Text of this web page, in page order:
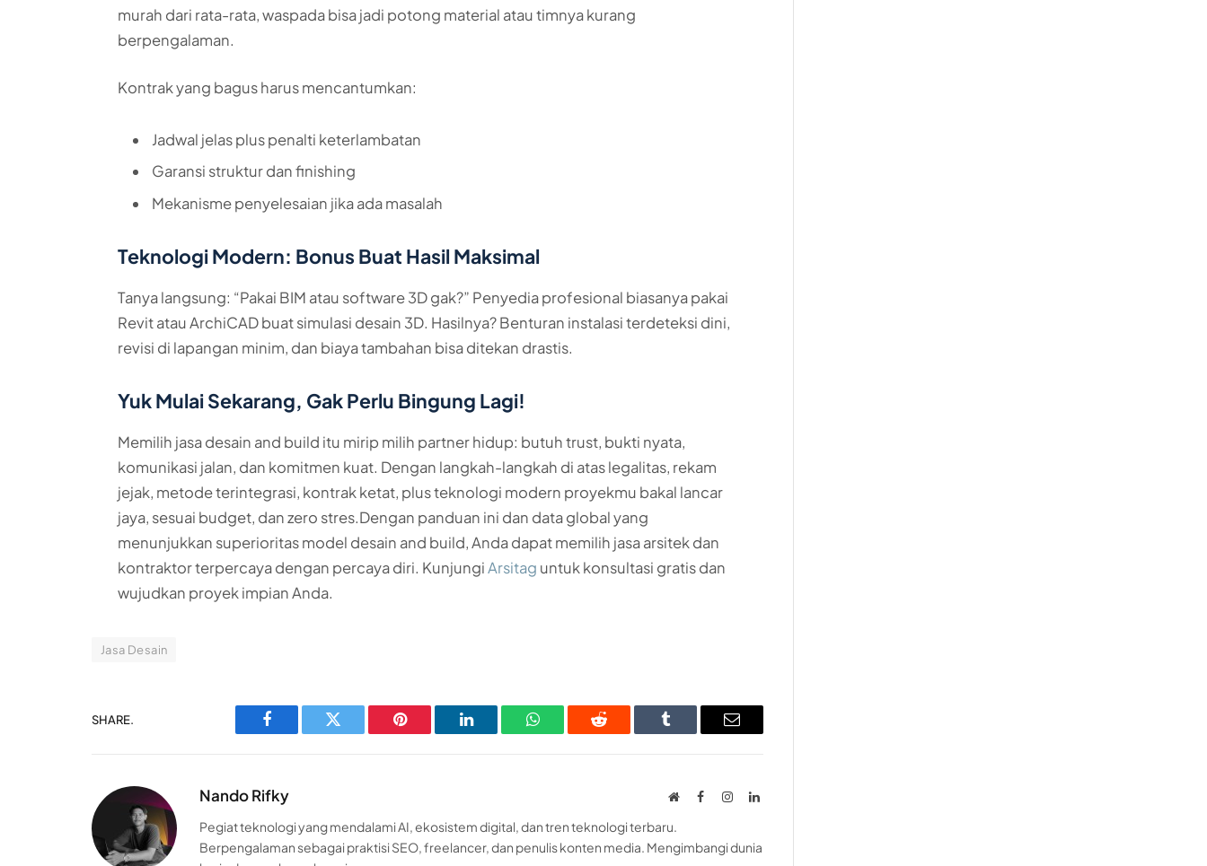
murah dari rata-rata, waspada bisa jadi potong material atau timnya kurang
berpengalaman.
Kontrak yang bagus harus mencantumkan:
Jadwal jelas plus penalti keterlambatan
Garansi struktur dan finishing
Mekanisme penyelesaian jika ada masalah
Teknologi Modern: Bonus Buat Hasil Maksimal
Tanya langsung: “Pakai BIM atau software 3D gak?” Penyedia profesional biasanya pakai
Revit atau ArchiCAD buat simulasi desain 3D. Hasilnya? Benturan instalasi terdeteksi dini,
revisi di lapangan minim, dan biaya tambahan bisa ditekan drastis.
Yuk Mulai Sekarang, Gak Perlu Bingung Lagi!
Memilih jasa desain and build itu mirip milih partner hidup: butuh trust, bukti nyata,
komunikasi jalan, dan komitmen kuat. Dengan langkah-langkah di atas legalitas, rekam
jejak, metode terintegrasi, kontrak ketat, plus teknologi modern proyekmu bakal lancar
jaya, sesuai budget, dan zero stres.Dengan panduan ini dan data global yang
menunjukkan superioritas model desain and build, Anda dapat memilih jasa arsitek dan
kontraktor terpercaya dengan percaya diri. KunjungiArsitag untuk konsultasi gratis dan
wujudkan proyek impian Anda.
Jasa Desain
SHARE.
Facebook Twitter Pinterest LinkedIn WhatsAppReddit Tumblr Email
Nando Rifky WebsiteFacebookInstagramLinkedIn
Pegiat teknologi yang mendalami AI, ekosistem digital, dan tren teknologi terbaru.
Berpengalaman sebagai praktisi SEO, freelancer, dan penulis konten media. Mengimbangi dunia